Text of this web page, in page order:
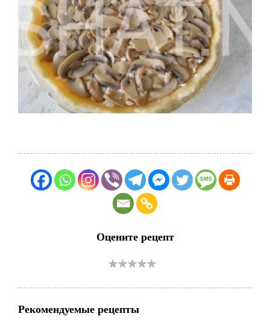
Оцените рецепт
Рекомендуемые рецепты